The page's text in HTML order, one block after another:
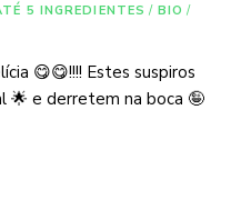
5 INGREDIENTES / BIO /
😋😋!!!! Estes suspiros
🌟 e derretem na boca 🤪